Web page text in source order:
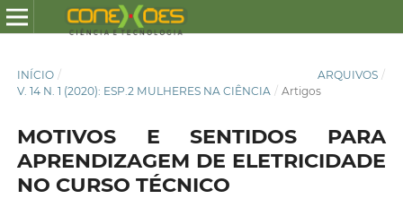
INÍCIO / ARQUIVOS /
V. 14 N. 1 (2020): ESP.2 MULHERES NA CIÊNCIA / Artigos
MOTIVOS E SENTIDOS PARA
APRENDIZAGEM DE ELETRICIDADE
NO CURSO TÉCNICO